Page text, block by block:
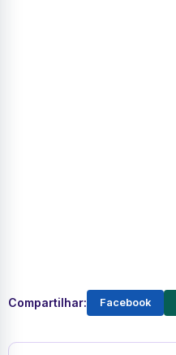
Compartilhar: Facebook